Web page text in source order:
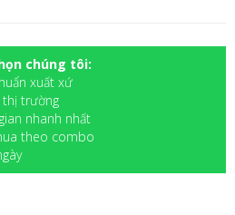
chúng tôi:
xuất xứ
thị trường
nhanh nhất
theo combo